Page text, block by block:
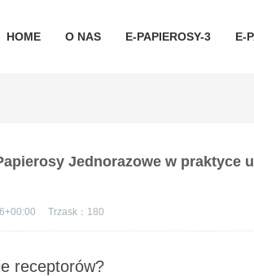
HOME O NAS E-PAPIEROSY-3 E-
Jednorazowe w praktyce
Trzask： 180
receptorów?